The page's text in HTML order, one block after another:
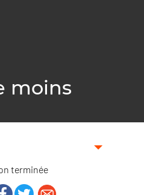
moins
terminée